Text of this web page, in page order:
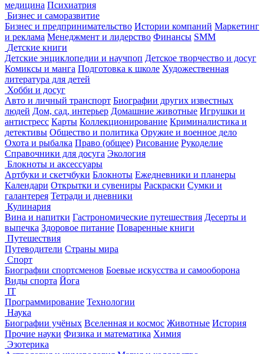
медицина Психиатрия
Бизнес и саморазвитие
Бизнес и предпринимательство Истории компаний Маркетинг
и реклама Менеджмент и лидерство Финансы SMM
Детские книги
Детские энциклопедии и научпоп Детское творчество и досуг
Комиксы и манга Подготовка к школе Художественная
литература для детей
Хобби и досуг
Авто и личный транспорт Биографии других известных
людей Дом, сад, интерьер Домашние животные Игрушки и
антистресс Карты Коллекционирование Криминалистика и
детективы Общество и политика Оружие и военное дело
Охота и рыбалка Право (общее) Рисование Рукоделие
Справочники для досуга Экология
Блокноты и аксессуары
Артбуки и скетчбуки Блокноты Ежедневники и планеры
Календари Открытки и сувениры Раскраски Сумки и
галантерея Тетради и дневники
Кулинария
Вина и напитки Гастрономические путешествия Десерты и
выпечка Здоровое питание Поваренные книги
Путешествия
Путеводители Страны мира
Спорт
Биографии спортсменов Боевые искусства и самооборона
Виды спорта Йога
IT
Программирование Технологии
Наука
Биографии учёных Вселенная и космос Животные История
Прочие науки Физика и математика Химия
Эзотерика